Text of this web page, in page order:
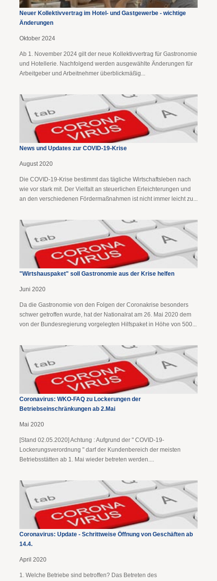
Neuer Kollektivvertrag im Hotel- und Gastgewerbe - wichtige
Änderungen
Oktober 2024
Ab 1. November 2024 gilt der neue Kollektivvertrag für Gastronomie
und Hotellerie. Nachfolgend werden ausgewählte Änderungen für
Arbeitgeber und Arbeitnehmer überblickmäßig...
News und Updates zur COVID-19-Krise
August 2020
Die COVID-19-Krise bestimmt das tägliche Wirtschaftsleben nach
wie vor stark mit. Der Vielfalt an steuerlichen Erleichterungen und
an den verschiedenen Fördermaßnahmen ist nicht immer leicht zu...
"Wirtshauspaket" soll Gastronomie aus der Krise helfen
Juni 2020
Da die Gastronomie von den Folgen der Coronakrise besonders
schwer getroffen wurde, hat der Nationalrat am 26. Mai 2020 dem
von der Bundesregierung vorgelegten Hilfspaket in Höhe von 500...
Coronavirus: WKO-FAQ zu Lockerungen der
Betriebseinschränkungen ab 2.Mai
Mai 2020
[Stand 02.05.2020] Achtung : Aufgrund der " COVID-19-
Lockerungsverordnung " darf der Kundenbereich der meisten
Betriebsstätten ab 1. Mai wieder betreten werden....
Coronavirus: Update - Schrittweise Öffnung von Geschäften ab
14.4.
April 2020
1. Welche Betriebe sind betroffen? Das Betreten des